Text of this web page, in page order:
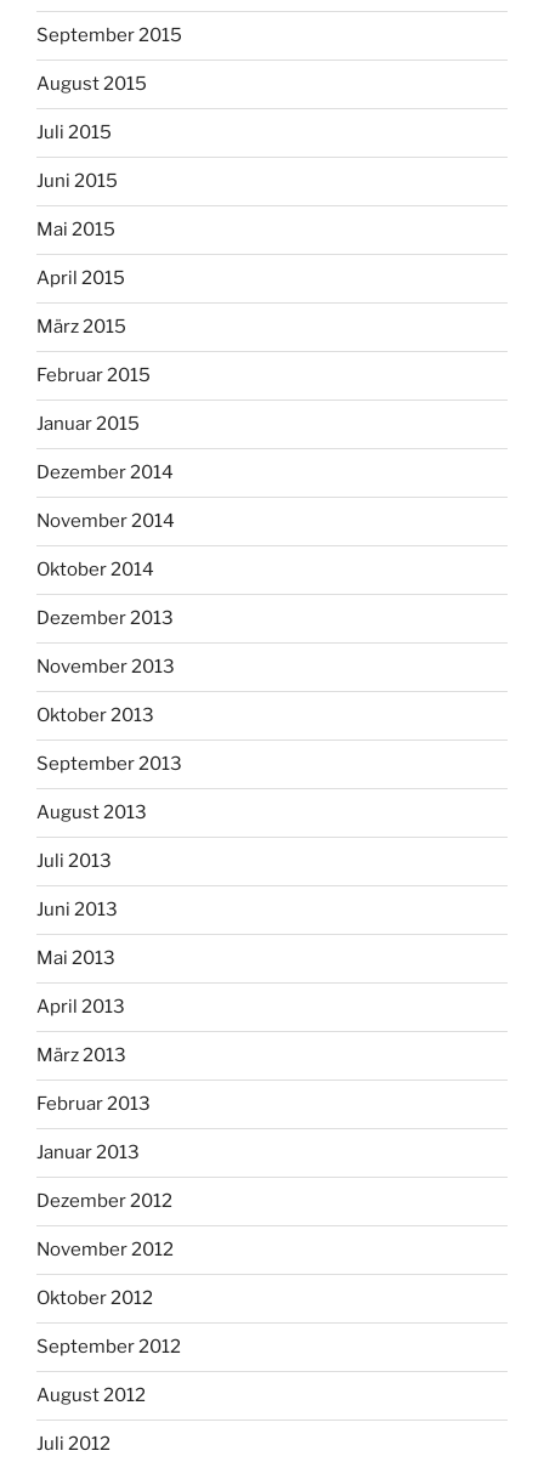
September 2015
August 2015
Juli 2015
Juni 2015
Mai 2015
April 2015
März 2015
Februar 2015
Januar 2015
Dezember 2014
November 2014
Oktober 2014
Dezember 2013
November 2013
Oktober 2013
September 2013
August 2013
Juli 2013
Juni 2013
Mai 2013
April 2013
März 2013
Februar 2013
Januar 2013
Dezember 2012
November 2012
Oktober 2012
September 2012
August 2012
Juli 2012